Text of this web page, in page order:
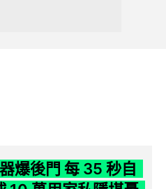
爆後門 每 35 秒自